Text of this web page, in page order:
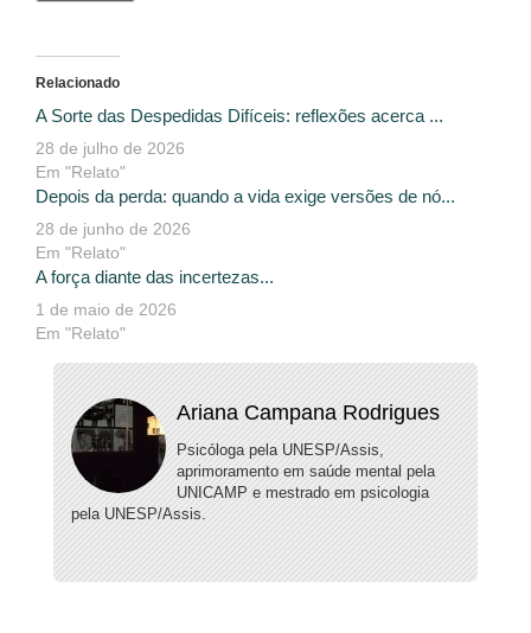
Relacionado
A Sorte das Despedidas Difíceis: reflexões acerca ...
28 de julho de 2026
Em "Relato"
Depois da perda: quando a vida exige versões de nó...
28 de junho de 2026
Em "Relato"
A força diante das incertezas...
1 de maio de 2026
Em "Relato"
Ariana Campana Rodrigues
Psicóloga pela UNESP/Assis,
aprimoramento em saúde mental pela
UNICAMP e mestrado em psicologia
pela UNESP/Assis.